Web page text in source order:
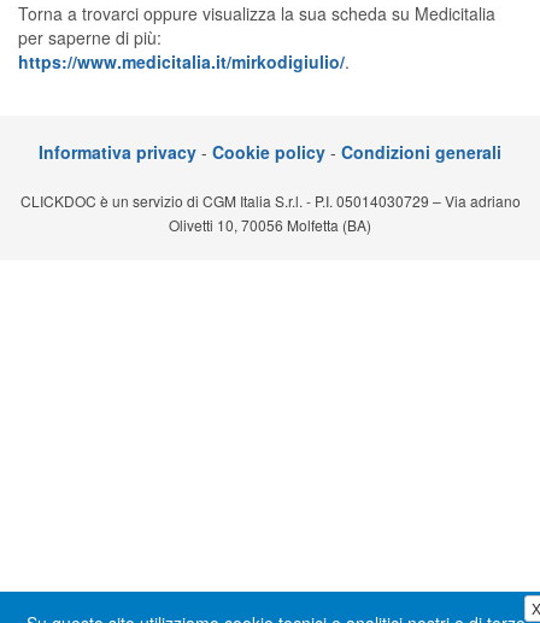
Prenotazioni online
Planner e rubrica in cloud
Teleconsulto
Torna a trovarci oppure visualizza la sua scheda su Medicitalia
per saperne di più:
https://www.medicitalia.it/mirkodigiulio/.
X
Informativa privacy - Cookie policy - Condizioni generali
CLICKDOC è un servizio di CGM Italia S.r.l. - P.I. 05014030729 – Via adriano
Olivetti 10, 70056 Molfetta (BA)